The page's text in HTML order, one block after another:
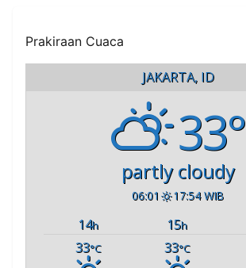
Prakiraan Cuaca
JAKARTA, ID
33°
partly cloudy
06:01 17:54 WIB
14h 15h
33°C 33°C